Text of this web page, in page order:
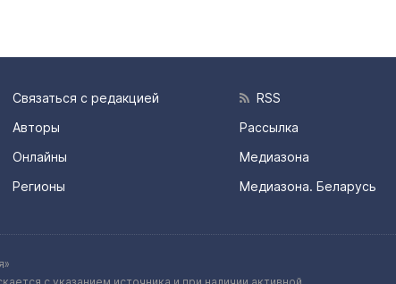
Связаться с редакцией
Авторы
Онлайны
Регионы
RSS
Рассылка
Медиазона
Медиазона. Беларусь